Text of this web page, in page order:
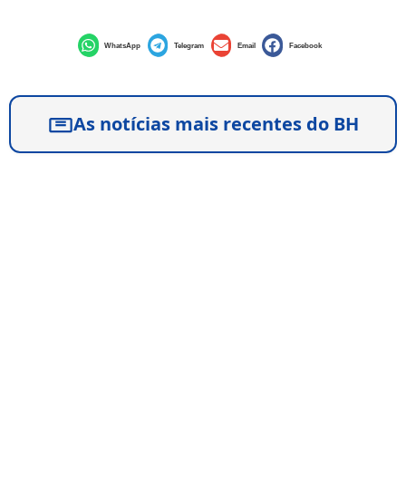
WhatsApp Telegram Email Facebook
As notícias mais recentes do BH